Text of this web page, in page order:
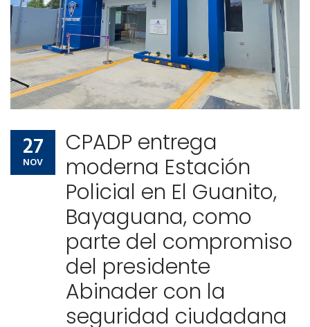
27
NOV
CPADP entrega
moderna Estación
Policial en El Guanito,
Bayaguana, como
parte del compromiso
del presidente
Abinader con la
seguridad ciudadana